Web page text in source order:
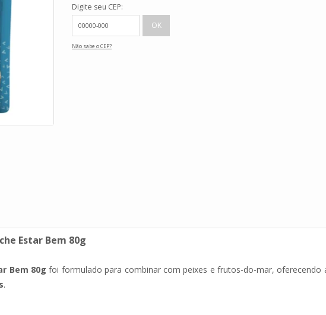
Digite seu CEP:
Não sabe o CEP?
Estar Bem 80g
Bem 80g foi formulado para combinar com peixes e frutos-do-mar, oferecendo
.